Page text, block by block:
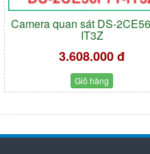
Camera quan sát DS-
IT3Z
3.608.000 đ
Giỏ hàng